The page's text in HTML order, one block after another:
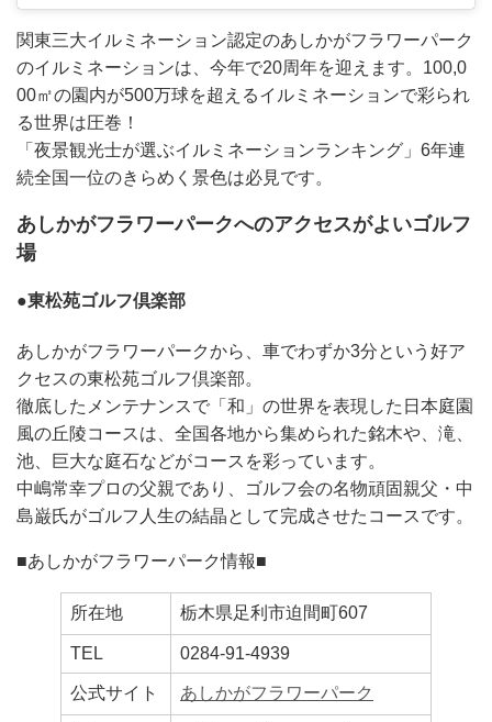
関東三大イルミネーション認定のあしかがフラワーパーク
のイルミネーションは、今年で20周年を迎えます。100,0
00㎡の園内が500万球を超えるイルミネーションで彩られ
る世界は圧巻！
「夜景観光士が選ぶイルミネーションランキング」6年連
続全国一位のきらめく景色は必見です。
あしかがフラワーパークへのアクセスがよいゴルフ
場
●東松苑ゴルフ倶楽部
あしかがフラワーパークから、車でわずか3分という好ア
クセスの東松苑ゴルフ倶楽部。
徹底したメンテナンスで「和」の世界を表現した日本庭園
風の丘陵コースは、全国各地から集められた銘木や、滝、
池、巨大な庭石などがコースを彩っています。
中嶋常幸プロの父親であり、ゴルフ会の名物頑固親父・中
島巌氏がゴルフ人生の結晶として完成させたコースです。
■あしかがフラワーパーク情報■
所在地 栃木県足利市迫間町607
TEL 0284-91-4939
公式サイト あしかがフラワーパーク